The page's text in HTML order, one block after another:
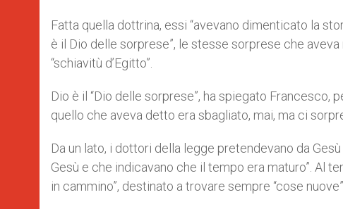
Fatta quella dottrina, essi “avevano dimenticato la
è il Dio delle sorprese”, le stesse sorprese che
“schiavitù d’Egitto”.
Dio è il “Dio delle sorprese”, ha spiegato Francesco,
quello che aveva detto era sbagliato, mai, ma ci
Da un lato, i dottori della legge pretendevano da
Gesù e che indicavano che il tempo era maturo”. Al
in cammino”, destinato a trovare sempre “cose nuove”.